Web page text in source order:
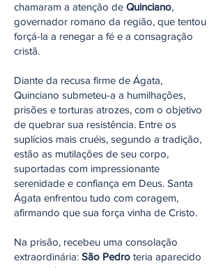
chamaram a atenção de Quinciano,
governador romano da região, que tentou
forçá-la a renegar a fé e a consagração
cristã.
Diante da recusa firme de Ágata,
Quinciano submeteu-a a humilhações,
prisões e torturas atrozes, com o objetivo
de quebrar sua resistência. Entre os
suplícios mais cruéis, segundo a tradição,
estão as mutilações de seu corpo,
suportadas com impressionante
serenidade e confiança em Deus. Santa
Ágata enfrentou tudo com coragem,
afirmando que sua força vinha de Cristo.
Na prisão, recebeu uma consolação
extraordinária: São Pedro teria aparecido